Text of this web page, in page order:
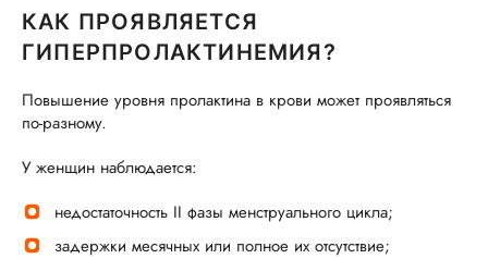
КАК ПРОЯВЛЯЕТСЯ
ГИПЕРПРОЛАКТИНЕМИЯ?
Повышение уровня пролактина в крови может проявляться
по-разному.
У женщин наблюдается:
недостаточность II фазы менструального цикла;
задержки месячных или полное их отсутствие;